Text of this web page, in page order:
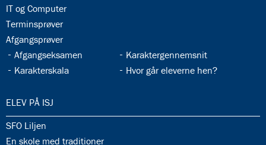
33.8:
IT og Computer
33.9:
Terminsprøver
33.10:
Afgangsprøver
33.11:
Afgangseksamen 33.12:
Karaktergennemsnit
33.13:
Karakterskala 33.14:
Hvor går eleverne hen?
34.0:
ELEV PÅ ISJ
34.1:
SFO Liljen
34.2:
En skole med traditioner